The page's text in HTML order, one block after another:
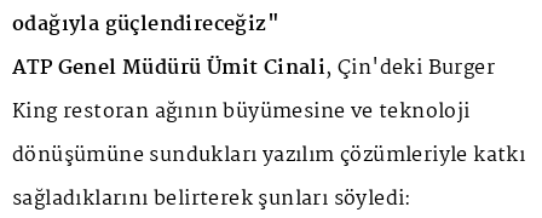
odağıyla güçlendireceğiz"
ATP Genel Müdürü Ümit Cinali, Çin'deki Burger
King restoran ağının büyümesine ve teknoloji
dönüşümüne sundukları yazılım çözümleriyle katkı
sağladıklarını belirterek şunları söyledi: